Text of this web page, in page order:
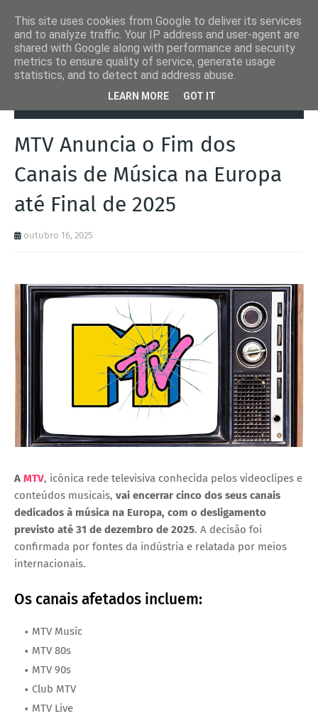
Entretenimento
MTV Anuncia o Fim dos Canais de
MTV Anuncia o Fim dos
Canais de Música na Europa
até Final de 2025
outubro 16, 2025
A MTV, icónica rede televisiva conhecida pelos videoclipes e
conteúdos musicais, vai encerrar cinco dos seus canais
dedicados à música na Europa, com o desligamento
previsto até 31 de dezembro de 2025. A decisão foi
confirmada por fontes da indústria e relatada por meios
internacionais.
Os canais afetados incluem:
MTV Music
MTV 80s
MTV 90s
Club MTV
MTV Live
This site uses cookies from Google to deliver its services
and to analyze traffic. Your IP address and user-agent are
shared with Google along with performance and security
metrics to ensure quality of service, generate usage
statistics, and to detect and address abuse.
LEARN MORE GOT IT